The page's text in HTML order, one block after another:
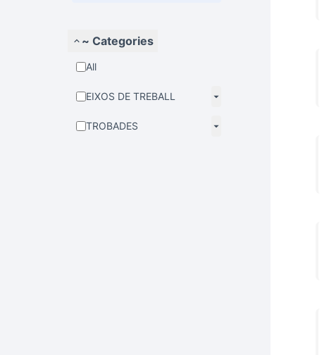
~ Categories
All
EIXOS DE TREBALL
TROBADES